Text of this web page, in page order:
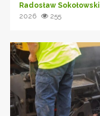
Radosław Sokołowski
2026
255